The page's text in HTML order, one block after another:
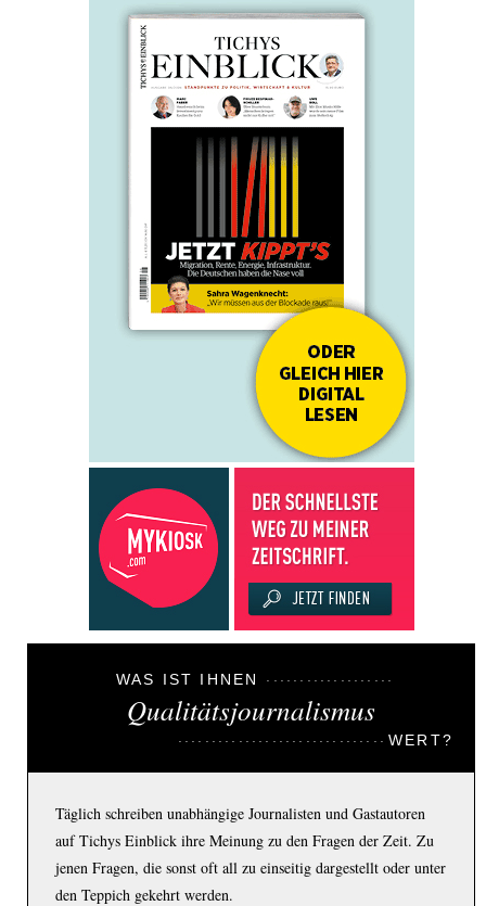
WAS IST IHNEN
Qualitätsjournalismus
WERT?
Täglich schreiben unabhängige Journalisten und Gastautoren
auf Tichys Einblick ihre Meinung zu den Fragen der Zeit. Zu
jenen Fragen, die sonst oft all zu einseitig dargestellt oder unter
den Teppich gekehrt werden.